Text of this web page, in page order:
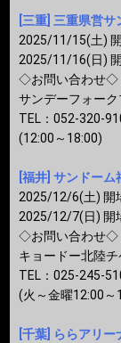
[三重] 三重県営
2025/11/15(土)
2025/11/16(日)
◇お問い合わせ◇
サンデーフォー
TEL：052-320-
(12:00～18:00)
[福井] サンドーム
2025/12/6(土) 開
2025/12/7(日) 開
◇お問い合わせ◇
キョードー北陸
TEL：025-245-
(火～金曜12:00～
[千葉] ららアリー